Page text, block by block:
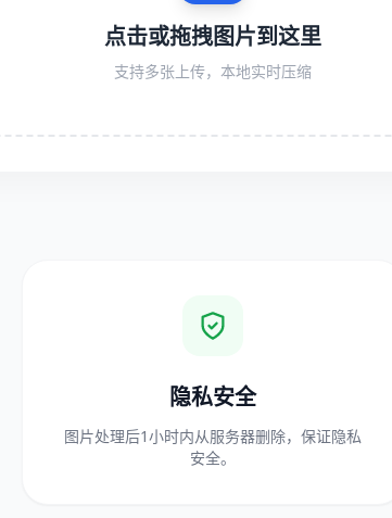
点击或拖拽图片到这里
支持多张上传，本地实时压缩
隐私安全
图片处理后1小时内从服务器删除，保证隐私
安全。